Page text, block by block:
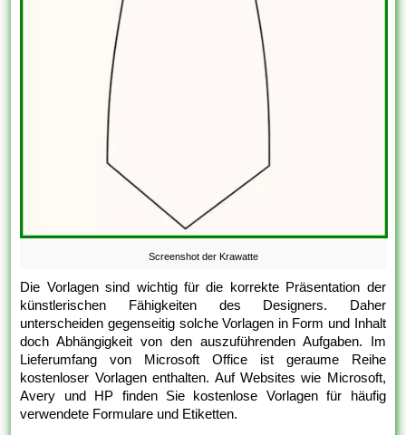
Screenshot der Krawatte
Die Vorlagen sind wichtig für die korrekte Präsentation der
künstlerischen Fähigkeiten des Designers. Daher
unterscheiden gegenseitig solche Vorlagen in Form und Inhalt
doch Abhängigkeit von den auszuführenden Aufgaben. Im
Lieferumfang von Microsoft Office ist geraume Reihe
kostenloser Vorlagen enthalten. Auf Websites wie Microsoft,
Avery und HP finden Sie kostenlose Vorlagen für häufig
verwendete Formulare und Etiketten.